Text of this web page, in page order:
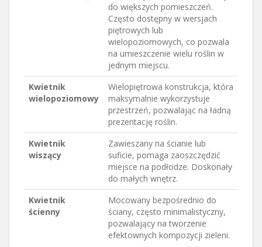
do większych pomieszczeń.
Często dostępny w wersjach
piętrowych lub
wielopoziomowych, co pozwala
na umieszczenie wielu roślin w
jednym miejscu.
Kwietnik
wielopoziomowy
Wielopiętrowa konstrukcja, która
maksymalnie wykorzystuje
przestrzeń, pozwalając na ładną
prezentację roślin.
Kwietnik
wiszący
Zawieszany na ścianie lub
suficie, pomaga zaoszczędzić
miejsce na podłodze. Doskonały
do małych wnętrz.
Kwietnik
ścienny
Mocowany bezpośrednio do
ściany, często minimalistyczny,
pozwalający na tworzenie
efektownych kompozycji zieleni.